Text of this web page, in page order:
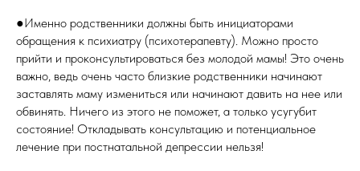
●Именно родственники должны быть инициаторами
обращения к психиатру (психотерапевту). Можно просто
прийти и проконсультироваться без молодой мамы! Это очень
важно, ведь очень часто близкие родственники начинают
заставлять маму измениться или начинают давить на нее или
обвинять. Ничего из этого не поможет, а только усугубит
состояние! Откладывать консультацию и потенциальное
лечение при постнатальной депрессии нельзя!